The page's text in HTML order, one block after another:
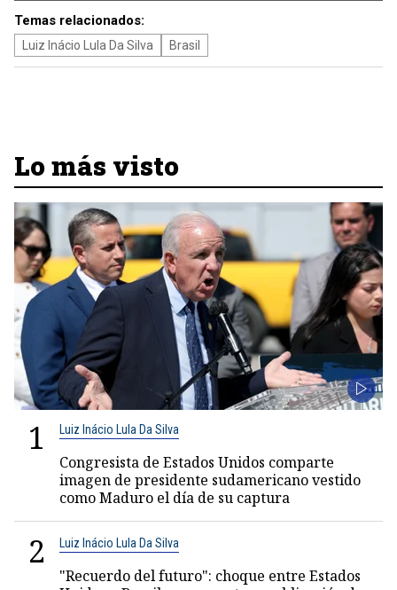
Temas relacionados:
Luiz Inácio Lula Da Silva Brasil
Lo más visto
1 Luiz Inácio Lula Da Silva
Congresista de Estados Unidos comparte
imagen de presidente sudamericano vestido
como Maduro el día de su captura
2 Luiz Inácio Lula Da Silva
"Recuerdo del futuro": choque entre Estados